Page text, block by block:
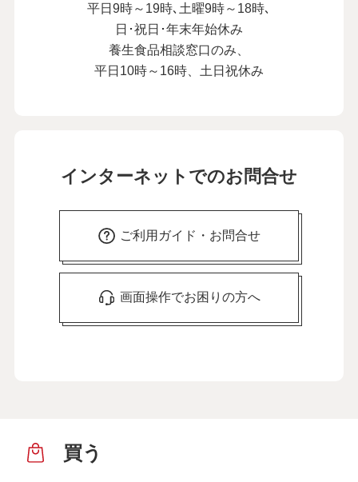
平日9時～19時､土曜9時～18時､
日･祝日･年末年始休み
養生食品相談窓口のみ、
平日10時～16時、土日祝休み
インターネットでのお問合せ
ご利用ガイド・お問合せ
画面操作でお困りの方へ
買う